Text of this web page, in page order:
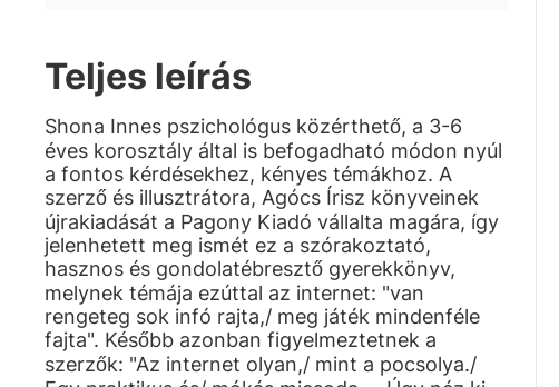
Teljes leírás
Shona Innes pszichológus közérthető, a 3-6
éves korosztály által is befogadható módon nyúl
a fontos kérdésekhez, kényes témákhoz. A
szerző és illusztrátora, Agócs Írisz könyveinek
újrakiadását a Pagony Kiadó vállalta magára, így
jelenhetett meg ismét ez a szórakoztató,
hasznos és gondolatébresztő gyerekkönyv,
melynek témája ezúttal az internet: "van
rengeteg sok infó rajta,/ meg játék mindenféle
fajta". Később azonban figyelmeztetnek a
szerzők: "Az internet olyan,/ mint a pocsolya./